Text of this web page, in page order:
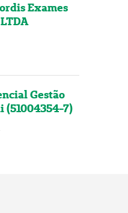
Exames
Gestão
(51004354-7)